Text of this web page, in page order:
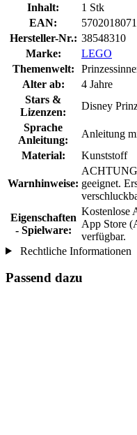
Inhalt:
1 Stk
EAN:
Hersteller-Nr.: 38548310
Marke:
LEGO
Themenwelt:
Alter ab:
4 Jahre
Stars &
Lizenzen:
Disney
Sprache
Anleitung:
Anleitung
Material:
Kunststoff
Warnhinweise: geeignet.
Eigenschaften
- Spielware:
Kostenlose
App Store
verfügbar.
Rechtliche Informationen
Passend dazu